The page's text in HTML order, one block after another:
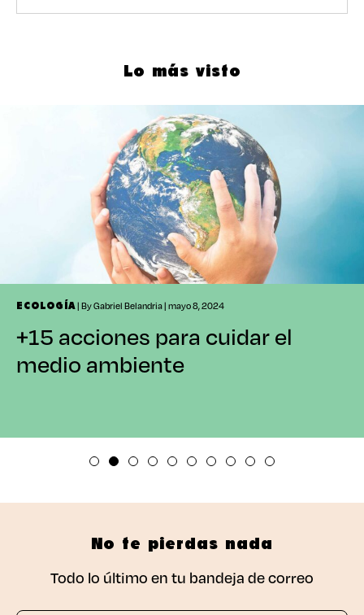
Lo más visto
ECOLOGÍA| By Gabriel Belandria | mayo 8, 2024
+15 acciones para cuidar el
medio ambiente
No te pierdas nada
Todo lo último en tu bandeja de correo